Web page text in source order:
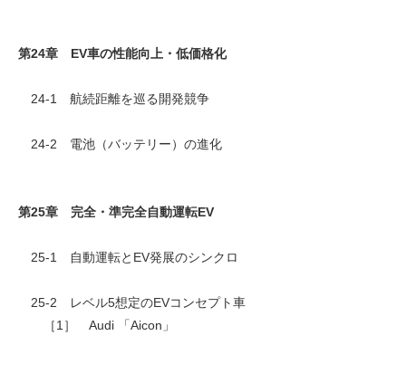
第24章 EV車の性能向上・低価格化
24-1 航続距離を巡る開発競争
24-2 電池（バッテリー）の進化
第25章 完全・準完全自動運転EV
25-1 自動運転とEV発展のシンクロ
25-2 レベル5想定のEVコンセプト車
［1］ Audi 「Aicon」